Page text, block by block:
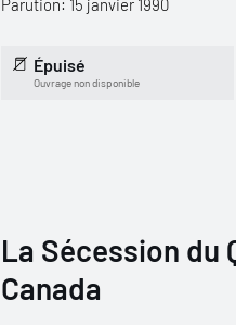
Parution: 15 janvier 1990
Épuisé
Ouvrage non disponible
La Sécession du
Canada